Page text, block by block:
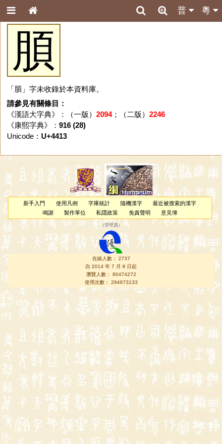
粵
普
䐓
「䐓」字未收錄於本資料庫。
請參見有關條目：
《漢語大字典》：（一版） 2094；（二版） 2246
《康熙字典》： 916 (28)
Unicode： U+4413
新手入門 使用凡例 字庫統計 隨機漢字
最近被搜索的漢字
鳴謝
製作單位 私隱政策 免責聲明 意見簿
（管理員 ）
在線人數： 2737
自 2014 年 7 月 8 日起
瀏覽人數： 80474272
使用次數： 294673133